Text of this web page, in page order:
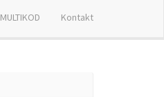
MULTIKOD Kontakt